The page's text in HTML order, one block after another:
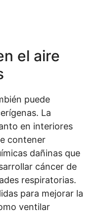
el aire
puede
La
en interiores
contener
dañinas que
cáncer de
respiratorias.
para mejorar la
ventilar